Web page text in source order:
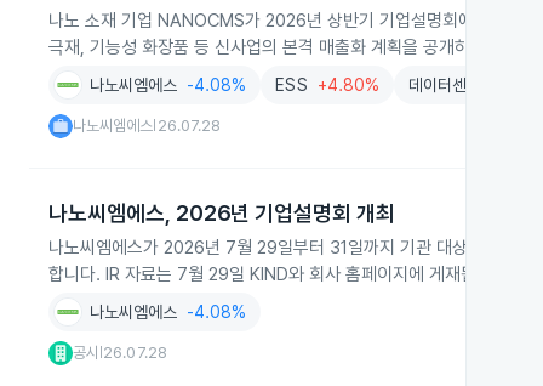
나노 소재 기업 NANOCMS가 2026년 상반기 기업설명회에서 1·2분
극재, 기능성 화장품 등 신사업의 본격 매출화 계획을 공개하며 투자
나노씨엠에스 -4.08% ESS +4.80% 데이터센터
나노씨엠에스 26.07.28
나노씨엠에스, 2026년 기업설명회 개최
나노씨엠에스가 2026년 7월 29일부터 31일까지 기관 대상 오프라
합니다. IR 자료는 7월 29일 KIND와 회사 홈페이지에 게재됩니다.
나노씨엠에스 -4.08%
공시 26.07.28